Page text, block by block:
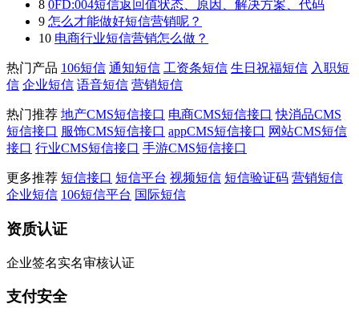
8 0FD:004短信返回值状态、原因、解决方案、代码
9 怎么才能做好短信营销呢？
10 电商行业短信营销怎么做？
热门产品 106短信 通知短信 工资条短信 生日祝福短信 入职短
信 企业短信 语音短信 营销短信
热门推荐 地产CMS短信接口 电商CMS短信接口 快消品CMS
短信接口 服饰CMS短信接口 appCMS短信接口 网站CMS短信
接口 行业CMS短信接口 手游CMS短信接口
更多推荐 短信接口 短信平台 视频短信 短信验证码 营销短信
企业短信 106短信平台 国际短信
资质认证
企业签名实名审核认证
支付安全